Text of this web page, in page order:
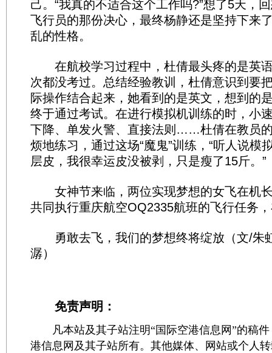
己。“我真的不适合这个工作吗?”想了5天，
飞行员的那份决心，最终杨静还是坚持下来
乱的性格。
在航校学习过程中，杜倩最头疼的是英语
次都没考过。总结经验教训，杜倩意识到要
际操作结合起来，她看到的是英文，想到的
终于通过考试。在进行模拟机训练的时，小
下降、单发火警、直接法则……杜倩在教员
烦地练习，通过这场“魔鬼”训练，“听人说模
层皮，我很幸运皮没被剥，只是瘦了15斤。”
女神节来临，两位实现梦想的女飞在机
共同执行重庆航空OQ2335航班的飞行任务
勇敢去飞，我们的梦想终将绽放（文/朱
潺）
免责声明：
凡本站及其子站注明“国际空港信息网”的稿件
港信息网及其子站所有。其他媒体、网站或个人